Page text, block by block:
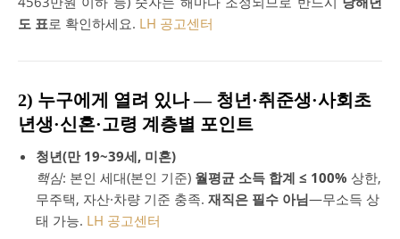
도 표로 확인하세요. LH 공고센터
2) 누구에게 열려 있나 — 청년·취준생·사회초
년생·신혼·고령 계층별 포인트
청년(만 19~39세, 미혼)
핵심: 본인 세대(본인 기준) 월평균 소득 합계 ≤ 100% 상한,
무주택, 자산·차량 기준 충족. 재직은 필수 아님—무소득 상
태 가능. LH 공고센터